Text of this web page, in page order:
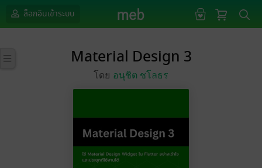
ล็อกอินเข้าระบบ
Material Design 3
โดย อนุชิต ชโลธร